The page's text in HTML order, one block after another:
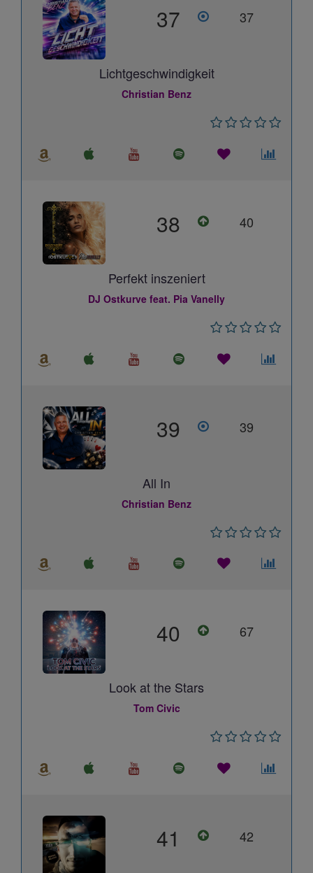
37 37
Lichtgeschwindigkeit
Christian Benz
38 40
Perfekt inszeniert
DJ Ostkurve feat. Pia Vanelly
39 39
All In
Christian Benz
40 67
Look at the Stars
Tom Civic
41 42